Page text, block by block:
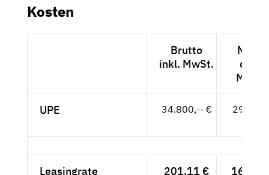
Kosten
Brutto
inkl. MwSt.
Netto
exkl.
MwSt.
UPE 34.800,-- €
Leasingrate 201,11 € 169,--